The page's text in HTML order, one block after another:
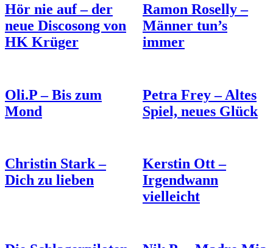
Hör nie auf – der
neue Discosong von
HK Krüger
Ramon Roselly –
Männer tun’s
immer
Oli.P – Bis zum
Mond
Petra Frey – Altes
Spiel, neues Glück
Christin Stark –
Dich zu lieben
Kerstin Ott –
Irgendwann
vielleicht